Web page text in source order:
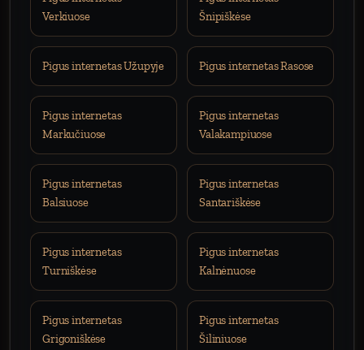
Verkiuose
Šnipiškėse
Pigus internetas Užupyje Pigus internetas Rasose
Pigus internetas
Markučiuose
Pigus internetas
Valakampiuose
Pigus internetas
Balsiuose
Pigus internetas
Santariškėse
Pigus internetas
Turniškėse
Pigus internetas
Kalnėnuose
Pigus internetas
Grigoniškėse
Pigus internetas
Šiliniuose